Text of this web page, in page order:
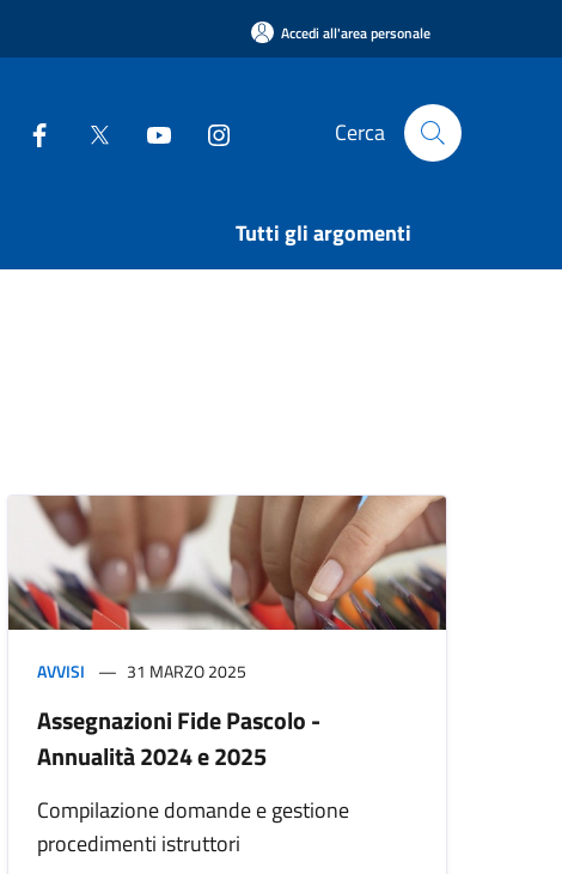
Accedi all'area personale
Cerca
Tutti gli argomenti
AVVISI 31 MARZO 2025
Assegnazioni Fide Pascolo -
Annualità 2024 e 2025
Compilazione domande e gestione
procedimenti istruttori